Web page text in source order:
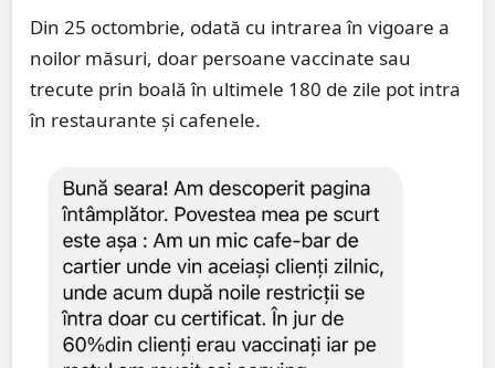
Din 25 octombrie, odată cu intrarea în vigoare a
noilor măsuri, doar persoane vaccinate sau
trecute prin boală în ultimele 180 de zile pot intra
în restaurante și cafenele.